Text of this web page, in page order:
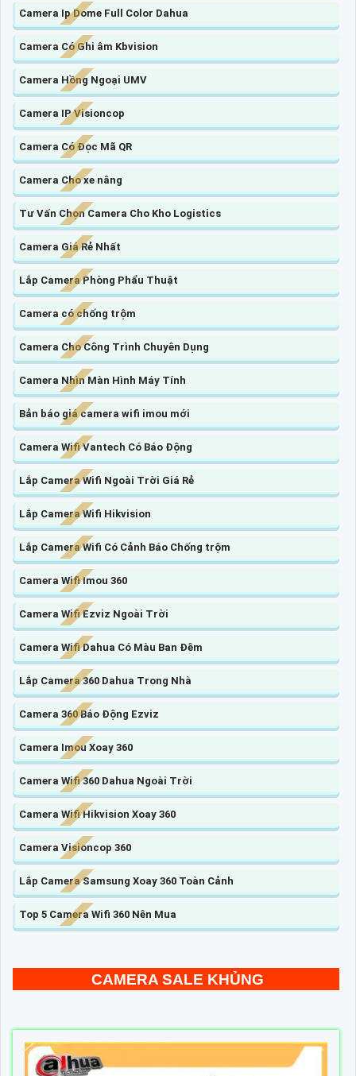
Camera Ip Dome Full Color Dahua
Camera Có Ghi âm Kbvision
Camera Hồng Ngoại UMV
Camera IP Visioncop
Camera Có Đọc Mã QR
Camera Cho xe nâng
Tư Vấn Chọn Camera Cho Kho Logistics
Camera Giá Rẻ Nhất
Lắp Camera Phòng Phẩu Thuật
Camera có chống trộm
Camera Cho Công Trình Chuyên Dụng
Camera Nhìn Màn Hình Máy Tính
Bản báo giá camera wifi imou mới
Camera Wifi Vantech Có Báo Động
Lắp Camera Wifi Ngoài Trời Giá Rẻ
Lắp Camera Wifi Hikvision
Lắp Camera Wifi Có Cảnh Báo Chống trộm
Camera Wifi Imou 360
Camera Wifi Ezviz Ngoài Trời
Camera Wifi Dahua Có Màu Ban Đêm
Lắp Camera 360 Dahua Trong Nhà
Camera 360 Báo Động Ezviz
Camera Imou Xoay 360
Camera Wifi 360 Dahua Ngoài Trời
Camera Wifi Hikvision Xoay 360
Camera Visioncop 360
Lắp Camera Samsung Xoay 360 Toàn Cảnh
Top 5 Camera Wifi 360 Nên Mua
CAMERA SALE KHỦNG